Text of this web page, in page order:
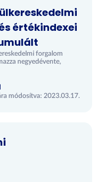
értékindexei
forgalom
negyedévente,
módosítva: 2023.03.17.